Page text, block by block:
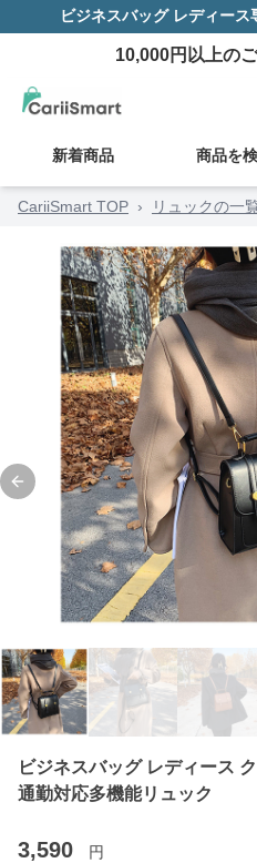
ビジネスバッグ レディース
10,000円以上の
新着商品 商品を
CariiSmart TOP › リュックの一
Previous slide
ビジネスバッグ レディース
通勤対応多機能リュック
3,590 円